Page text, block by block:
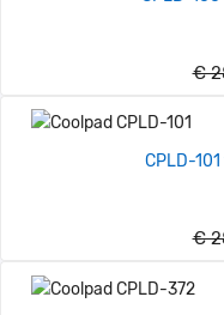
€
CPLD-
€